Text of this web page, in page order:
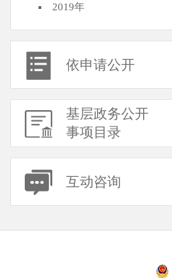
2019年
依申请公开
基层政务公开
事项目录
互动咨询